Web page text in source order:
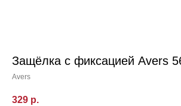
Защёлка с фиксацией Avers
Avers
329 р.